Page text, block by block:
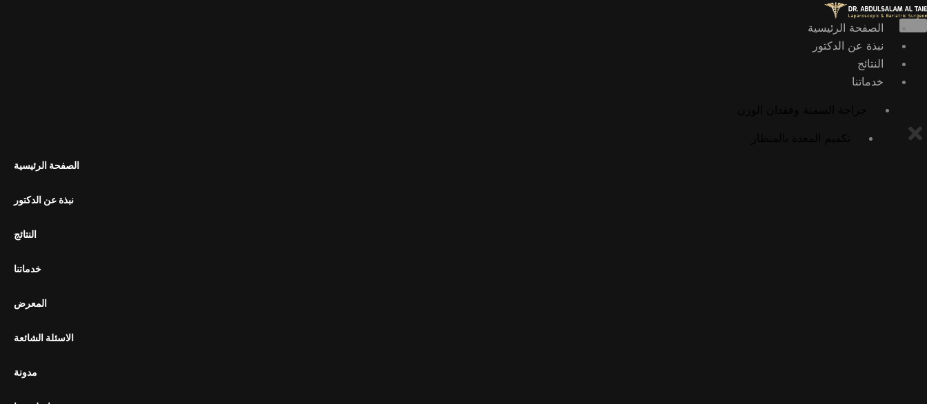
تخطي
المحتوى
الصفحة الرئيسية
نبذة عن الدكتور
النتائج
خدماتنا
الصفحة الرئيسية
نبذة عن الدكتور
النتائج
خدماتنا
المعرض
الاسئلة الشائعة
مدونة